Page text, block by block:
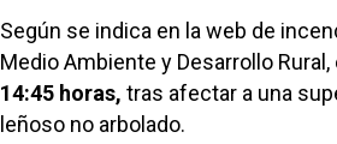
Según se indica en la web de
Medio Ambiente y Desarrollo Rural,
14:45 horas, tras afectar a una
leñoso no arbolado.